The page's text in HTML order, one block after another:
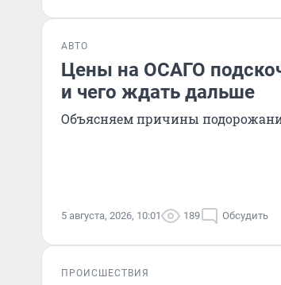
АВТО
Цены на ОСАГО
и чего ждать дальше
Объясняем причины
5 августа, 2026, 10:01 189 Обсудить
ПРОИСШЕСТВИЯ